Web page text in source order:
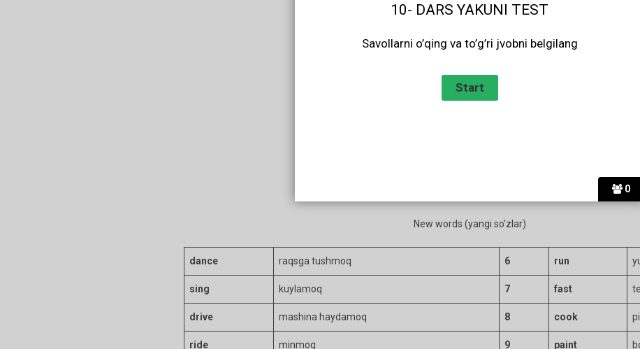
0
10- DARS YAKUNI TEST
Savollarni o’qing va to’g’ri jvobni belgilang
New words (yangi so’zlar)
dance raqsga tushmoq 6 run
sing kuylamoq 7 fast
drive mashina haydamoq 8 cook
ride minmoq 9 paint